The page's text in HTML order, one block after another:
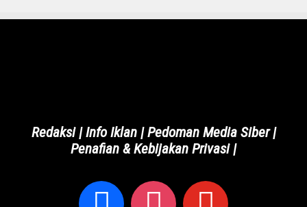
Redaksi |Info Iklan|Pedoman Media Siber|
Penafian & Kebijakan Privasi|